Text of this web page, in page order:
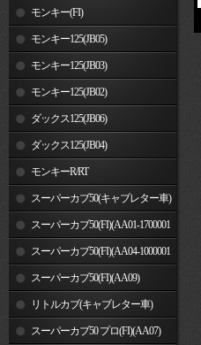
モンキー(FI)
モンキー125(JB05)
モンキー125(JB03)
モンキー125(JB02)
ダックス125(JB06)
ダックス125(JB04)
モンキーR/RT
スーパーカブ50(キャブレター車)
スーパーカブ50(FI)(AA01-1700001
～) スーパーカブ50(FI)(AA04-1000001
～) スーパーカブ50(FI)(AA09)
リトルカブ(キャブレター車)
スーパーカブ50 プロ(FI)(AA07)